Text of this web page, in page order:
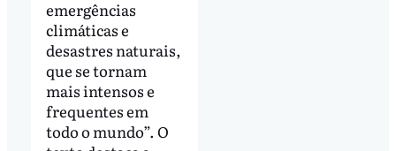
emergências
climáticas e
desastres naturais,
que se tornam
mais intensos e
frequentes em
todo o mundo”. O